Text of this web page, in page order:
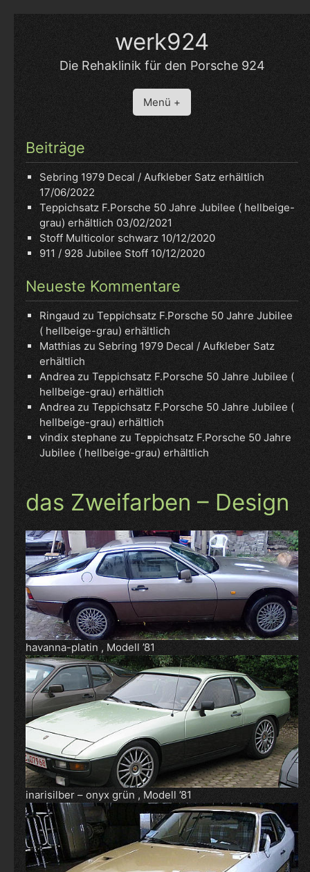
werk924
Die Rehaklinik für den Porsche 924
Menü +
Beiträge
Sebring 1979 Decal / Aufkleber Satz erhältlich
17/06/2022
Teppichsatz F.Porsche 50 Jahre Jubilee ( hellbeige-
grau) erhältlich 03/02/2021
Stoff Multicolor schwarz 10/12/2020
911 / 928 Jubilee Stoff 10/12/2020
Neueste Kommentare
Ringaud zuTeppichsatz F.Porsche 50 Jahre Jubilee
( hellbeige-grau) erhältlich
Matthias zu Sebring 1979 Decal / Aufkleber Satz
erhältlich
Andrea zuTeppichsatz F.Porsche 50 Jahre Jubilee (
hellbeige-grau) erhältlich
Andrea zuTeppichsatz F.Porsche 50 Jahre Jubilee (
hellbeige-grau) erhältlich
vindix stephane zuTeppichsatz F.Porsche 50 Jahre
Jubilee ( hellbeige-grau) erhältlich
das Zweifarben – Design
havanna-platin , Modell ’81
inarisilber – onyx grün , Modell ’81